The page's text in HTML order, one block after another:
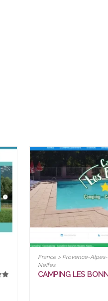
France > Provence-
Neffes
CAMPING LES